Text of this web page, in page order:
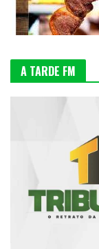
A TARDE FM